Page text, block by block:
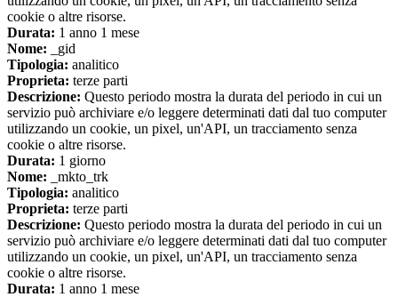
cookie o altre risorse.
Durata: 1 anno 1 mese
Nome: _gid
Tipologia: analitico
Proprieta: terze parti
Descrizione: Questo periodo mostra la durata del periodo in cui un
servizio può archiviare e/o leggere determinati dati dal tuo computer
utilizzando un cookie, un pixel, un'API, un tracciamento senza
cookie o altre risorse.
Durata: 1 giorno
Nome: _mkto_trk
Tipologia: analitico
Proprieta: terze parti
Descrizione: Questo periodo mostra la durata del periodo in cui un
servizio può archiviare e/o leggere determinati dati dal tuo computer
utilizzando un cookie, un pixel, un'API, un tracciamento senza
cookie o altre risorse.
Durata: 1 anno 1 mese